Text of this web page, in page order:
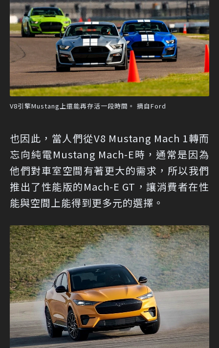
V8引擎Mustang上還能再存活一段時間。 摘自Ford
也因此，當人們從V8 Mustang Mach 1轉而
忘向純電Mustang Mach-E時，通常是因為
他們對車室空間有著更大的需求，所以我們
推出了性能版的Mach-E GT，讓消費者在性
能與空間上能得到更多元的選擇。